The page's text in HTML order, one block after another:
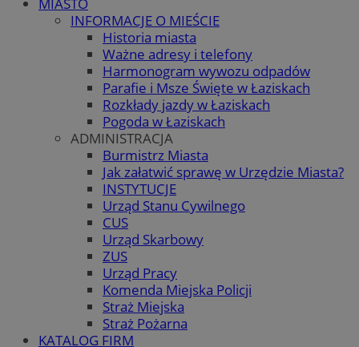
INFORMACJE O MIEŚCIE
Historia miasta
Ważne adresy i telefony
Harmonogram wywozu odpadów
Parafie i Msze Święte w Łaziskach
Rozkłady jazdy w Łaziskach
Pogoda w Łaziskach
ADMINISTRACJA
Burmistrz Miasta
Jak załatwić sprawę w Urzędzie Miasta?
INSTYTUCJE
Urząd Stanu Cywilnego
CUS
Urząd Skarbowy
ZUS
Urząd Pracy
Komenda Miejska Policji
Straż Miejska
Straż Pożarna
KATALOG FIRM